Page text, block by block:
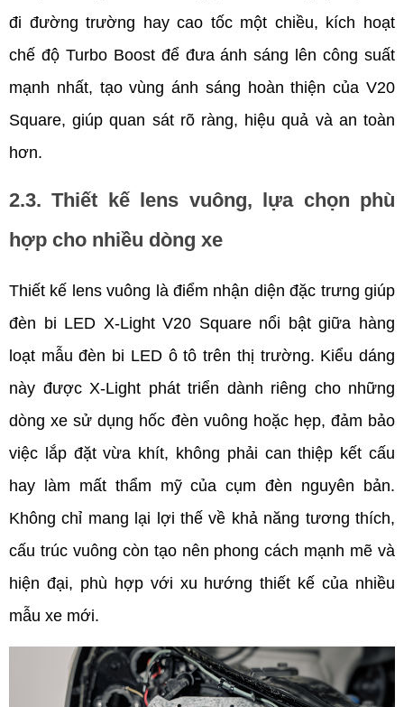
đi đường trường hay cao tốc một chiều, kích hoạt
chế độ Turbo Boost để đưa ánh sáng lên công suất
mạnh nhất, tạo vùng ánh sáng hoàn thiện của V20
Square, giúp quan sát rõ ràng, hiệu quả và an toàn
hơn.
2.3. Thiết kế lens vuông, lựa chọn phù
hợp cho nhiều dòng xe
Thiết kế lens vuông là điểm nhận diện đặc trưng giúp
đèn bi LED X-Light V20 Square nổi bật giữa hàng
loạt mẫu đèn bi LED ô tô trên thị trường. Kiểu dáng
này được X-Light phát triển dành riêng cho những
dòng xe sử dụng hốc đèn vuông hoặc hẹp, đảm bảo
việc lắp đặt vừa khít, không phải can thiệp kết cấu
hay làm mất thẩm mỹ của cụm đèn nguyên bản.
Không chỉ mang lại lợi thế về khả năng tương thích,
cấu trúc vuông còn tạo nên phong cách mạnh mẽ và
hiện đại, phù hợp với xu hướng thiết kế của nhiều
mẫu xe mới.